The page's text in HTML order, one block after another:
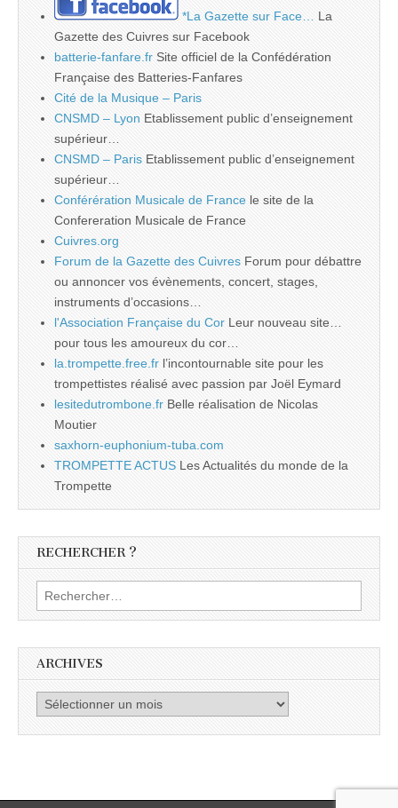
*La Gazette sur Face…
La
Gazette des Cuivres sur Facebook
batterie-fanfare.fr Site officiel de la Confédération
Française des Batteries-Fanfares
Cité de la Musique – Paris
CNSMD – Lyon Etablissement public d’enseignement
supérieur…
CNSMD – Paris Etablissement public d’enseignement
supérieur…
Conférération Musicale de France le site de la
Confereration Musicale de France
Cuivres.org
Forum de la Gazette des Cuivres Forum pour débattre
ou annoncer vos évènements, concert, stages,
instruments d’occasions…
l'Association Française du Cor Leur nouveau site…
pour tous les amoureux du cor…
la.trompette.free.fr l’incontournable site pour les
trompettistes réalisé avec passion par Joël Eymard
lesitedutrombone.fr Belle réalisation de Nicolas
Moutier
saxhorn-euphonium-tuba.com
TROMPETTE ACTUS Les Actualités du monde de la
Trompette
RECHERCHER ?
Rechercher :
ARCHIVES
Archives